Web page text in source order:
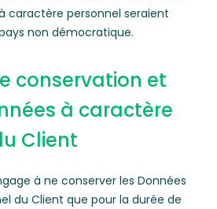
caractère personnel seraient
non démocratique.
conservation et
à caractère
Client
à ne conserver les Données
du Client que pour la durée de